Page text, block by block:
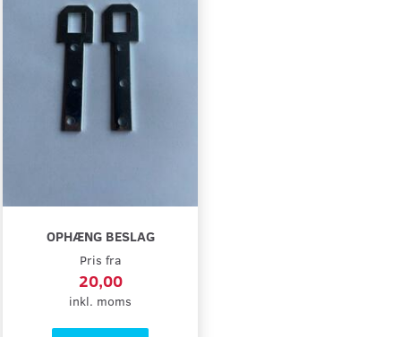
OPHÆNG BESLAG
Pris fra
20,00
inkl. moms